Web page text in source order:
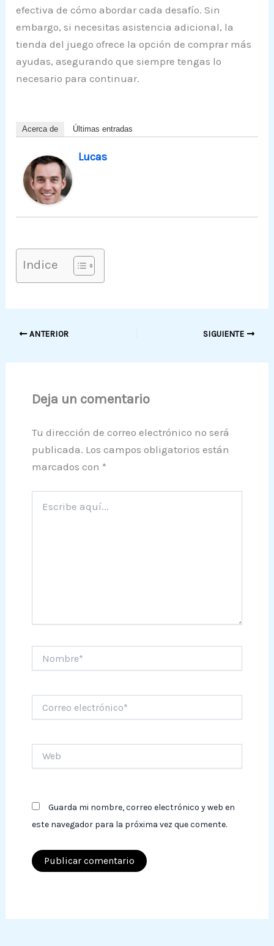
efectiva de cómo abordar cada desafío. Sin
embargo, si necesitas asistencia adicional, la
tienda del juego ofrece la opción de comprar más
ayudas, asegurando que siempre tengas lo
necesario para continuar.
Acerca de Últimas entradas
Lucas
Indice
ANTERIOR SIGUIENTE
Deja un comentario
Tu dirección de correo electrónico no será
publicada. Los campos obligatorios están
marcados con *
aquí...
electrónico*
Guarda mi nombre, correo electrónico y web en
este navegador para la próxima vez que comente.